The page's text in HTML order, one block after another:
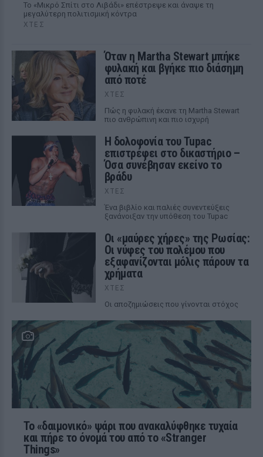
Το «Μικρό Σπίτι στο Λιβάδι» επέστρεψε και άναψε τη
μεγαλύτερη πολιτισμική κόντρα
ΧΤΕΣ
Όταν η Martha Stewart μπήκε
φυλακή και βγήκε πιο διάσημη
από ποτέ
ΧΤΕΣ
Πώς η φυλακή έκανε τη Martha Stewart
πιο ανθρώπινη και πιο ισχυρή
Η δολοφονία του Tupac
επιστρέφει στο δικαστήριο –
Όσα συνέβησαν εκείνο το
βράδυ
ΧΤΕΣ
Ένα βιβλίο και παλιές συνεντεύξεις
ξανάνοιξαν την υπόθεση του Tupac
Οι «μαύρες χήρες» της Ρωσίας:
Οι νύφες του πολέμου που
εξαφανίζονται μόλις πάρουν τα
χρήματα
ΧΤΕΣ
Οι αποζημιώσεις που γίνονται στόχος
Το «δαιμονικό» ψάρι που ανακαλύφθηκε τυχαία
και πήρε το όνομά του από το «Stranger
Things»